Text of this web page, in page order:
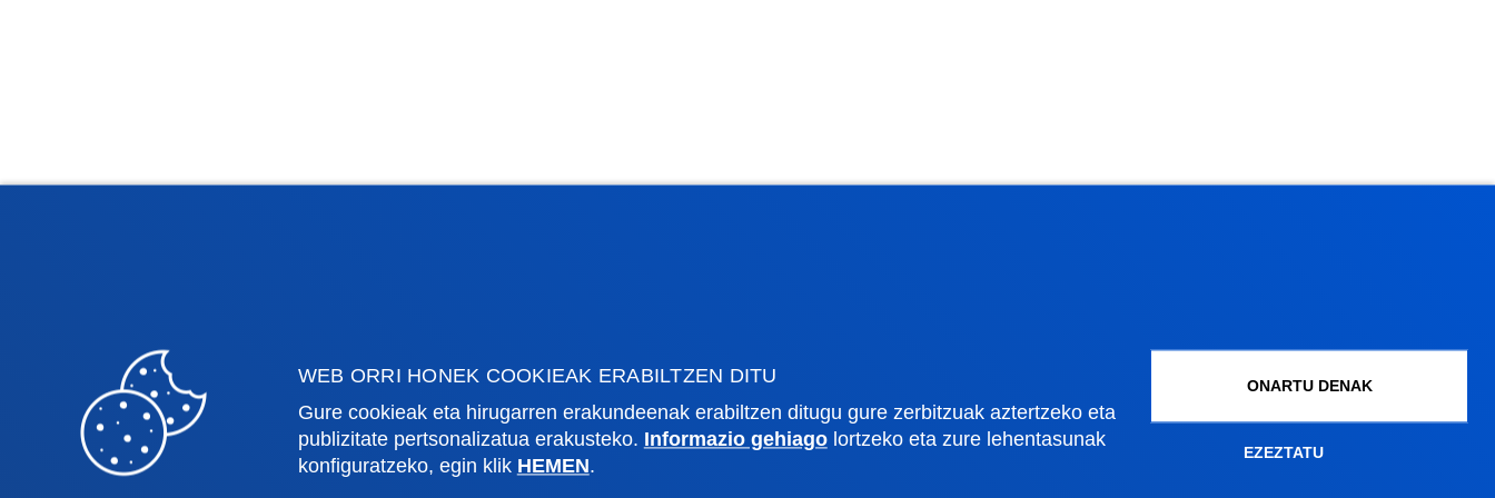
WEB ORRI HONEK COOKIEAK ERABILTZEN DITU
Gure cookieak eta hirugarren erakundeenak erabiltzen ditugu gure zerbitzuak aztertzeko eta
publizitate pertsonalizatua erakusteko. Informazio gehiagolortzeko eta zure lehentasunak
konfiguratzeko, egin klik HEMEN.
ONARTU DENAK
EZEZTATU